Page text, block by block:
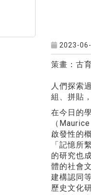
2023-
策畫：古
人們探索
組、拼貼
在今日的
（
啟發性的
「記憶所
的研究也
體的社會
建構認同
歷史文化